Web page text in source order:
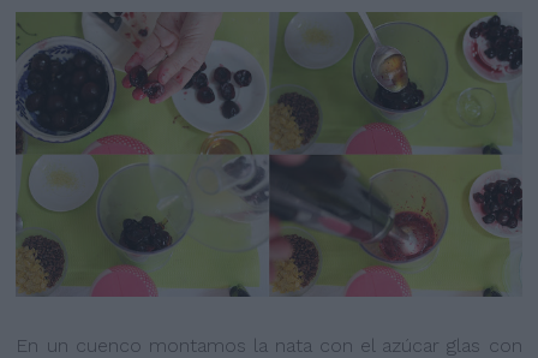
En un cuenco montamos la nata con el azúcar glas con